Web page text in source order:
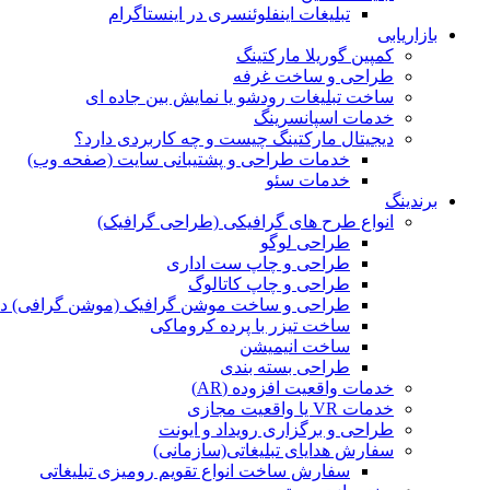
تبلیغات اینفلوئنسری در اینستاگرام
بازاریابی
کمپین گوریلا مارکتینگ
طراحی و ساخت غرفه
ساخت تبلیغات رودشو یا نمایش بین جاده ای
خدمات اسپانسرینگ
دیجیتال مارکتینگ چیست و چه کاربردی دارد؟
خدمات طراحی و پشتیبانی سایت (صفحه وب)
خدمات سئو
برندینگ
انواع طرح های گرافیکی (طراحی گرافیک)
طراحی لوگو
طراحی و چاپ ست اداری
طراحی و چاپ کاتالوگ
طراحی و ساخت موشن گرافیک (موشن گرافی)
ساخت تیزر با پرده کروماکی
ساخت انیمیشن
طراحی بسته بندی
خدمات واقعیت افزوده (AR)
خدمات VR یا واقعیت مجازی
طراحی و برگزاری رویداد و ایونت
سفارش هدایای تبلیغاتی(سازمانی)
سفارش ساخت انواع تقویم رومیزی تبلیغاتی